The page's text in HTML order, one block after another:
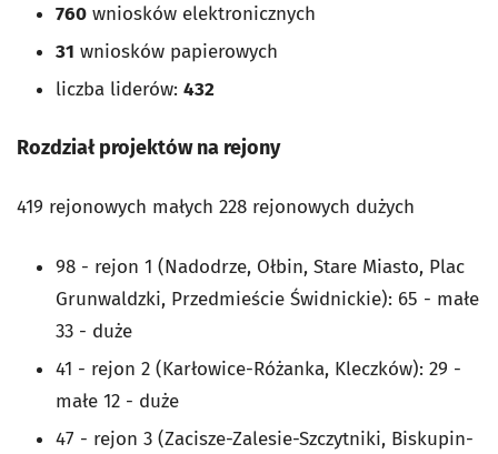
760 wniosków elektronicznych
31 wniosków papierowych
liczba liderów: 432
Rozdział projektów na rejony
419 rejonowych małych 228 rejonowych dużych
98 - rejon 1 (Nadodrze, Ołbin, Stare Miasto, Plac
Grunwaldzki, Przedmieście Świdnickie): 65 - małe
33 - duże
41 - rejon 2 (Karłowice-Różanka, Kleczków): 29 -
małe 12 - duże
47 - rejon 3 (Zacisze-Zalesie-Szczytniki, Biskupin-